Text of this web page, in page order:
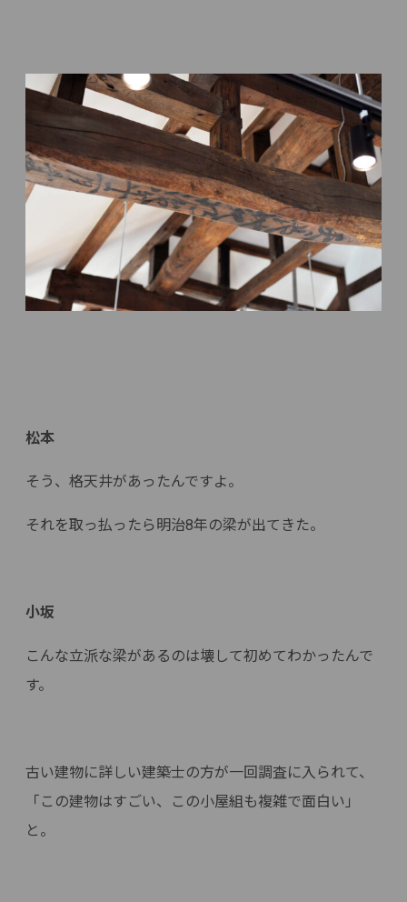
松本
そう、格天井があったんですよ。
それを取っ払ったら明治8年の梁が出てきた。
小坂
こんな立派な梁があるのは壊して初めてわかったんで
す。
古い建物に詳しい建築士の方が一回調査に入られて、
「この建物はすごい、この小屋組も複雑で面白い」
と。